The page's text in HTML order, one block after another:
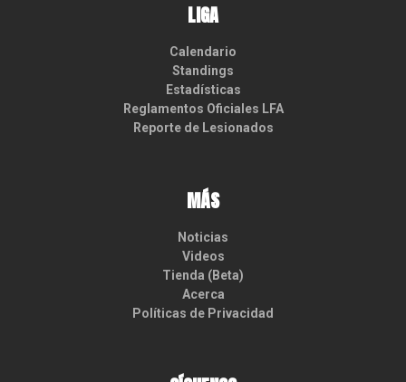
LIGA
Calendario
Standings
Estadísticas
Reglamentos Oficiales LFA
Reporte de Lesionados
MÁS
Noticias
Videos
Tienda (Beta)
Acerca
Políticas de Privacidad